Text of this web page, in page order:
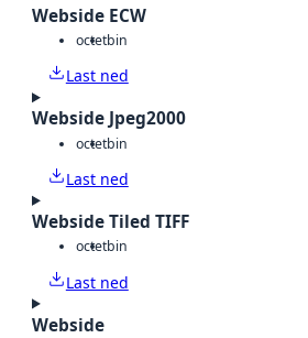
Webside ECW
octetbin
Last ned
Webside Jpeg2000
octetbin
Last ned
Webside Tiled TIFF
octetbin
Last ned
Webside